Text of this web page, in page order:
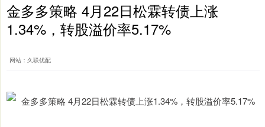
金多多策略 4月22日松霖转债上涨
1.34%，转股溢价率5.17%
网站：久联优配